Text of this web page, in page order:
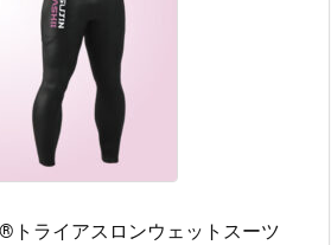
トライアスロンウェットスーツ